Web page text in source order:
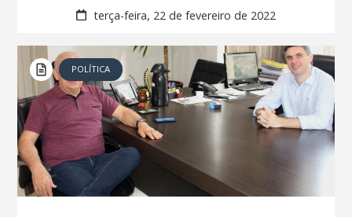
terça-feira, 22 de fevereiro de 2022
POLÍTICA